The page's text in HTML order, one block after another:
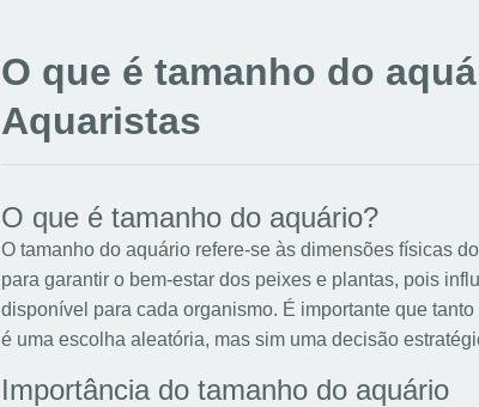
O que é tamanho do
Aquaristas
O que é tamanho do aquário?
O tamanho do aquário refere-se às dimensões físicas
para garantir o bem-estar dos peixes e plantas, pois
disponível para cada organismo. É importante que
é uma escolha aleatória, mas sim uma decisão
Importância do tamanho do aquário